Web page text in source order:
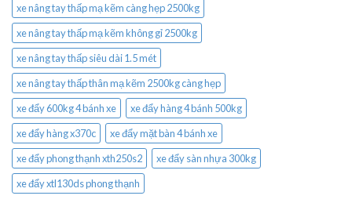
xe nâng tay thấp mạ kẽm càng hẹp 2500kg
xe nâng tay thấp mạ kẽm không gỉ 2500kg
xe nâng tay thấp siêu dài 1.5 mét
xe nâng tay thấp thân mạ kẽm 2500kg càng hẹp
xe đẩy 600kg 4 bánh xe
xe đẩy hàng 4 bánh 500kg
xe đẩy hàng x370c
xe đẩy mặt bàn 4 bánh xe
xe đẩy phong thạnh xth250s2
xe đẩy sàn nhựa 300kg
xe đẩy xtl130ds phong thạnh